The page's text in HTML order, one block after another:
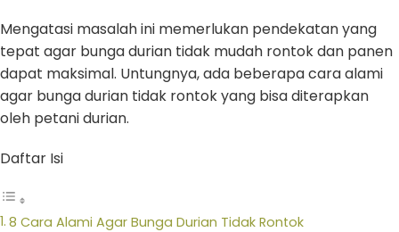
Mengatasi masalah ini memerlukan pendekatan yang
tepat agar bunga durian tidak mudah rontok dan panen
dapat maksimal. Untungnya, ada beberapa cara alami
agar bunga durian tidak rontok yang bisa diterapkan
oleh petani durian.
Daftar Isi
8 Cara Alami Agar Bunga Durian Tidak Rontok